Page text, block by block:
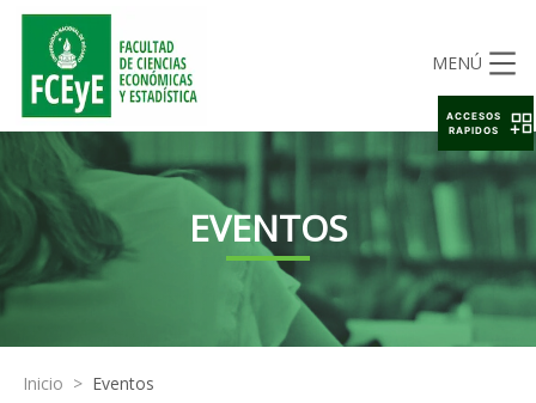
MENÚ
EVENTOS
Inicio > Eventos
ACCESOS
RAPIDOS